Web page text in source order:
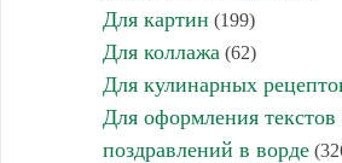
Для картин (199)
Для коллажа (62)
Для кулинарных
Для оформления текстов
поздравлений в ворде